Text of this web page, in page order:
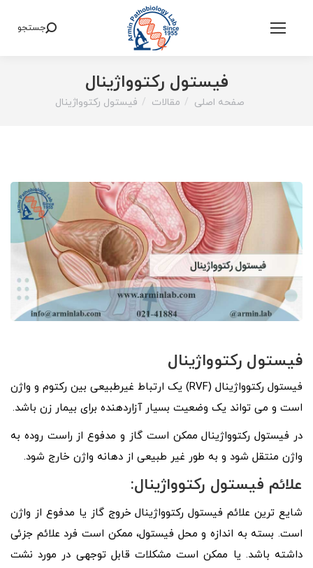
Search:
جستجو
فیستول رکتوواژینال
You are here:
صفحه اصلی مقالات فیستول رکتوواژینال
فیستول رکتوواژینال
فیستول رکتوواژینال (RVF) یک ارتباط غیرطبیعی بین رکتوم و واژن
است و می تواند یک وضعیت بسیار آزاردهنده برای بیمار زن باشد.
در فیستول رکتوواژینال ممکن است گاز و مدفوع از راست روده به
واژن منتقل شود و به طور غیر طبیعی از دهانه واژن خارج شود.
علائم فیستول رکتوواژینال:
شایع ترین علائم فیستول رکتوواژینال خروج گاز یا مدفوع از واژن
است. بسته به اندازه و محل فیستول، ممکن است فرد علائم جزئی
داشته باشد. یا ممکن است مشکلات قابل توجهی در مورد نشت